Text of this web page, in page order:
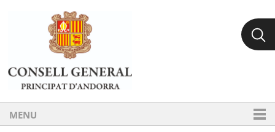
Ves al contingut.
Salta a la navegació
MENU